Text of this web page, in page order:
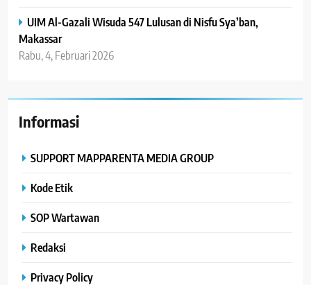
UIM Al-Gazali Wisuda 547 Lulusan di Nisfu Sya’ban,
Makassar
Rabu, 4, Februari 2026
Informasi
SUPPORT MAPPARENTA MEDIA GROUP
Kode Etik
SOP Wartawan
Redaksi
Privacy Policy